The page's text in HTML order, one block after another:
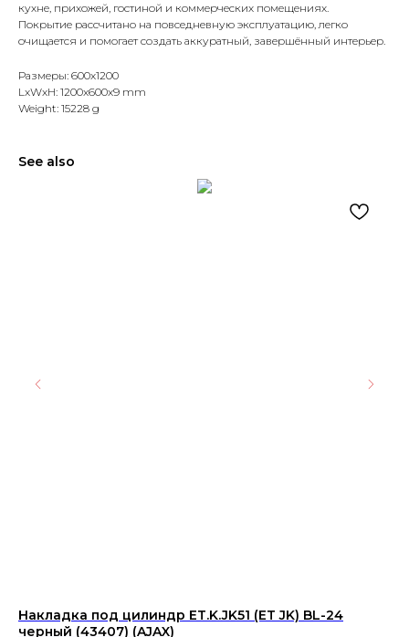
кухне, прихожей, гостиной и коммерческих помещениях.
Покрытие рассчитано на повседневную эксплуатацию, легко
очищается и помогает создать аккуратный, завершённый интерьер.
Размеры: 600x1200
LxWxH: 1200x600x9 mm
Weight: 15228 g
See also
Накладка под цилиндр ET.K.JK51 (ET JK) BL-24
черный (43407) (AJAX)